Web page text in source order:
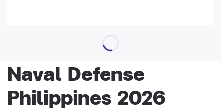
Naval Defense
Philippines 2026